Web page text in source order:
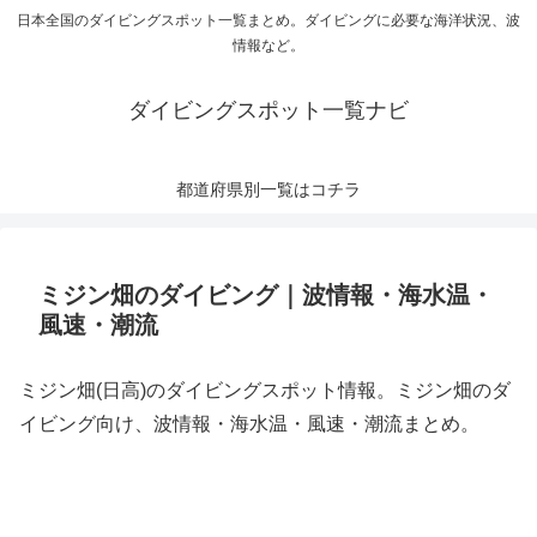
日本全国のダイビングスポット一覧まとめ。ダイビングに必要な海洋状況、波
情報など。
ダイビングスポット一覧ナビ
都道府県別一覧はコチラ
ミジン畑のダイビング｜波情報・海水温・
風速・潮流
ミジン畑(日高)のダイビングスポット情報。ミジン畑のダ
イビング向け、波情報・海水温・風速・潮流まとめ。